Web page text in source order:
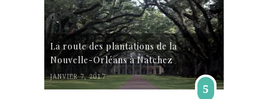
La route des plantations de la
Nouvelle-Orléans à Natchez
JANVIER 7, 2017
5